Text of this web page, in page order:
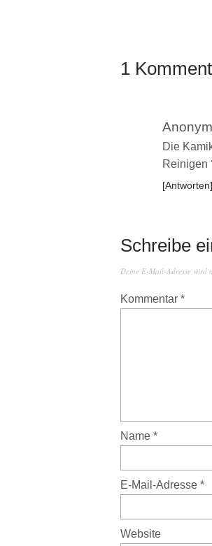
1
Die
Reinigen
Antworten
Schreibe
Deine E-Mail-Adresse wird
Kommentar *
Name *
E-Mail-Adresse *
Website